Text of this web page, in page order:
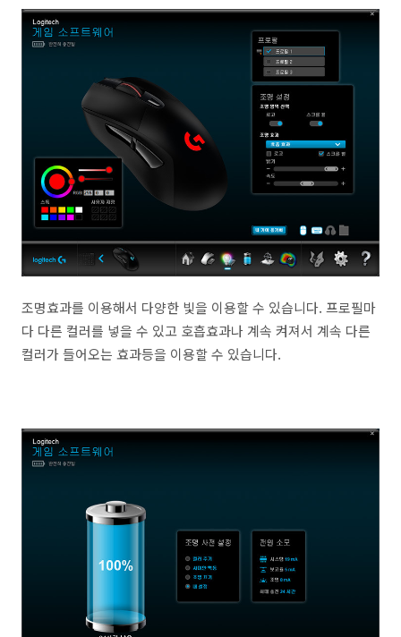
조명효과를 이용해서 다양한 빛을 이용할 수 있습니다. 프로필마
다 다른 컬러를 넣을 수 있고 호흡효과나 계속 켜져서 계속 다른
컬러가 들어오는 효과등을 이용할 수 있습니다.